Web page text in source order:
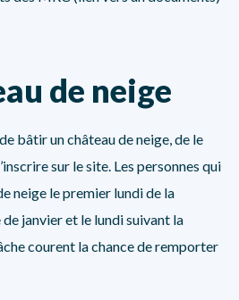
de neige
bâtir un château de neige, de le
sur le site. Les personnes qui
neige le premier lundi de la
janvier et le lundi suivant la
courent la chance de remporter